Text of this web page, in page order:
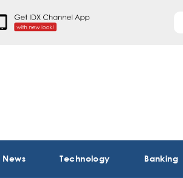
Technology Banking